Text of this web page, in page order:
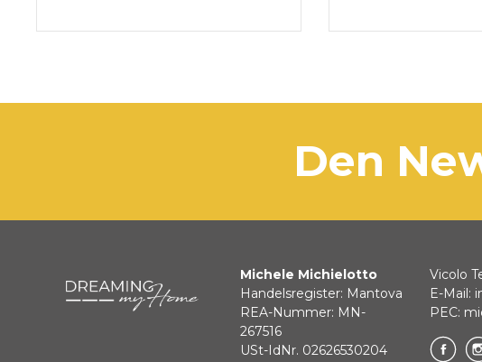
den
Michele Michielotto
Handelsregister: Mantova
REA-Nummer: MN-
267516
USt-IdNr. 02626530204
Vicolo
E-Mail:
PEC: